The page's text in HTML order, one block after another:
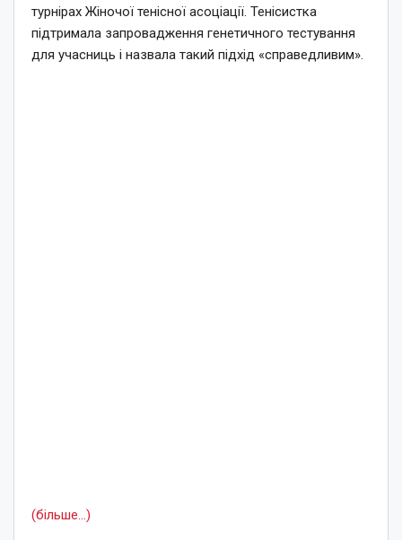
турнірах Жіночої тенісної асоціації. Тенісистка
підтримала запровадження генетичного тестування
для учасниць і назвала такий підхід «справедливим».
(більше…)